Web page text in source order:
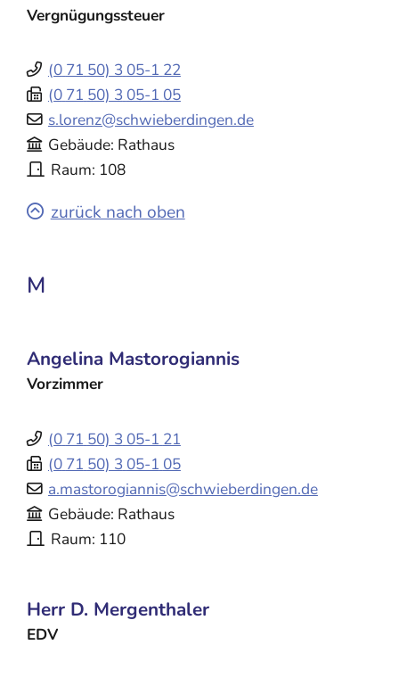
Vergnügungssteuer
(0 71 50) 3 05-1 22
(0 71 50) 3 05-1 05
s.lorenz@schwieberdingen.de
Gebäude Rathaus
Raum 108
zurück nach oben
M
Angelina Mastorogiannis
Vorzimmer
(0 71 50) 3 05-1 21
(0 71 50) 3 05-1 05
a.mastorogiannis@schwieberdingen.de
Gebäude Rathaus
Raum 110
Herr D. Mergenthaler
EDV